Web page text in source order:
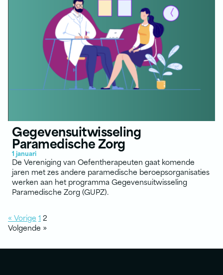
Gegevensuitwisseling
Paramedische Zorg
1 januari
De Vereniging van Oefentherapeuten gaat komende
jaren met zes andere paramedische beroepsorganisaties
werken aan het programma Gegevensuitwisseling
Paramedische Zorg (GUPZ).
« Vorige 1 2
Volgende »